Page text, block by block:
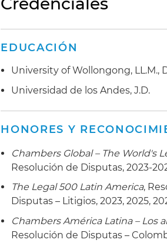
EDUCACIÓN
University of Wollongong,
Universidad de los Andes, J.D.
HONORES Y
Chambers Global – The World's
Resolución de Disputas, 2023-
The Legal 500 Latin America,
Disputas – Litigios, 2023, 2025,
Chambers América Latina – Los
Resolución de Disputas –